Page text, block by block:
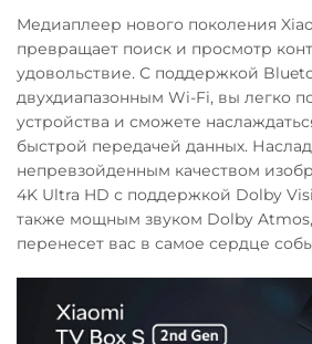
Медиаплеер нового поколения
превращает поиск и просмотр
удовольствие. С поддержкой
двухдиапазонным Wi-Fi, вы легко
устройства и сможете
быстрой передачей данных.
непревзойденным качеством
4K Ultra HD с поддержкой Dolby
также мощным звуком Dolby
перенесет вас в самое сердце